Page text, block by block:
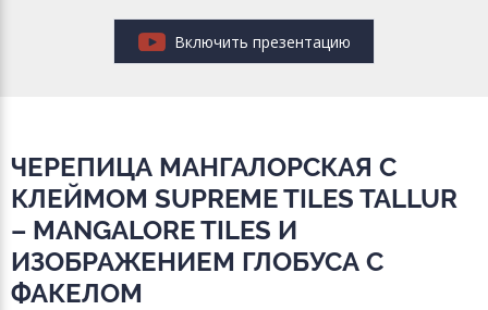
Включить презентацию
ЧЕРЕПИЦА МАНГАЛОРСКАЯ С
КЛЕЙМОМ SUPREME TILES TALLUR
– MANGALORE TILES И
ИЗОБРАЖЕНИЕМ ГЛОБУСА С
ФАКЕЛОМ